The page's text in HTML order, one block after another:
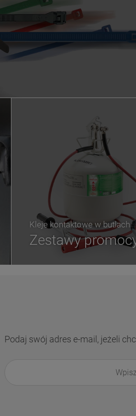
Kleje kontaktowe w butlach
Zestawy
Podaj swój adres e-mail, jeżeli